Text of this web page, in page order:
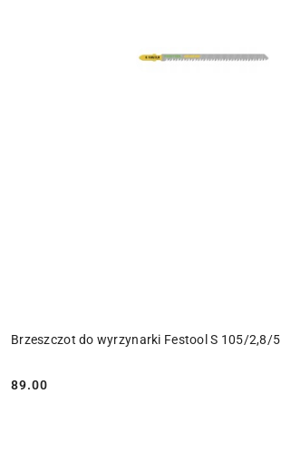
Brzeszczot do wyrzynarki Festool S 105/2,8/5
Cena:
89.00